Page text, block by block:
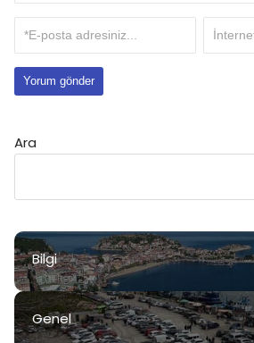
Ara
Bilgi
Genel